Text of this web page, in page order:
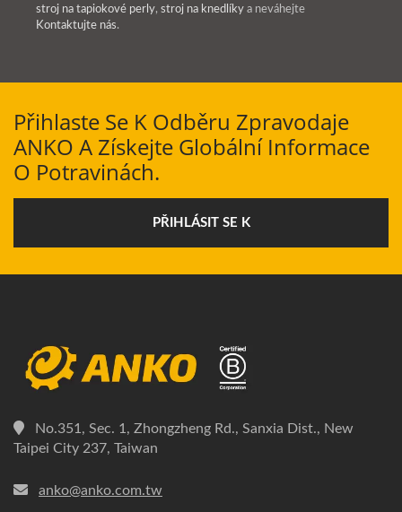
stroj na tapiokové perly, stroj na knedlíky a neváhejte
Kontaktujte nás.
Přihlaste Se K Odběru Zpravodaje
ANKO A Získejte Globální Informace
O Potravinách.
PŘIHLÁSIT SE K
No.351, Sec. 1, Zhongzheng Rd., Sanxia Dist., New
Taipei City 237, Taiwan
anko@anko.com.tw